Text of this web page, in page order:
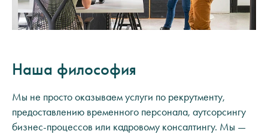
Наша философия
Мы не просто оказываем услуги по рекрутменту,
предоставлению временного персонала, аутсорсингу
бизнес-процессов или кадровому консалтингу. Мы —